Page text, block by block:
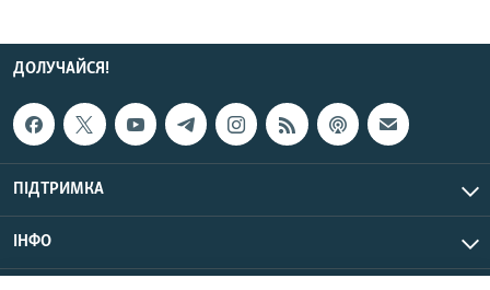
ДОЛУЧАЙСЯ!
ПІДТРИМКА
ІНФО